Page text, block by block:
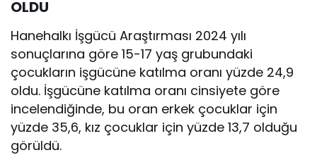
OLDU
Hanehalkı İşgücü Araştırması 2024 yılı
sonuçlarına göre 15-17 yaş grubundaki
çocukların işgücüne katılma oranı yüzde 24,9
oldu. İşgücüne katılma oranı cinsiyete göre
incelendiğinde, bu oran erkek çocuklar için
yüzde 35,6, kız çocuklar için yüzde 13,7 olduğu
görüldü.